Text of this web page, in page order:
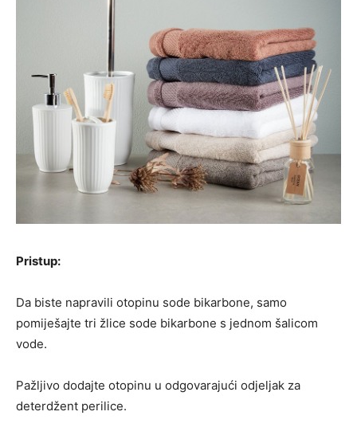
Pristup:
Da biste napravili otopinu sode bikarbone, samo
pomiješajte tri žlice sode bikarbone s jednom šalicom
vode.
Pažljivo dodajte otopinu u odgovarajući odjeljak za
deterdžent perilice.